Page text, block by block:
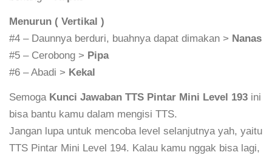
Menurun ( Vertikal )
#4 – Daunnya berduri, buahnya dapat dimakan > Nanas
#5 – Cerobong > Pipa
#6 – Abadi > Kekal
Semoga Kunci Jawaban TTS Pintar Mini Level 193 ini
bisa bantu kamu dalam mengisi TTS.
Jangan lupa untuk mencoba level selanjutnya yah, yaitu
TTS Pintar Mini Level 194. Kalau kamu nggak bisa lagi,